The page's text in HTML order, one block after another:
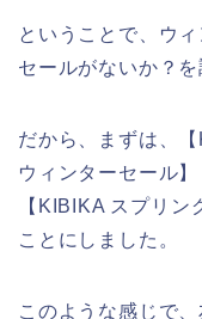
ということで、ウ
セールがないか？
だから、まずは、
ウィンターセール
【KIBIKA スプリ
ことにしました。
このような感じで